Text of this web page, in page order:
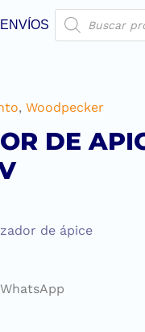
ENVÍOS
, Woodpecker
DE
de ápice